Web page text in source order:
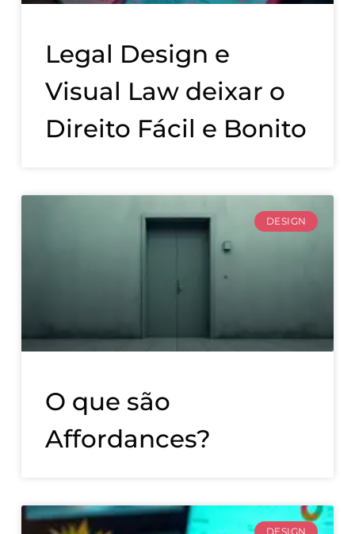
Legal Design e
Visual Law deixar o
Direito Fácil e Bonito
DESIGN
O que são
Affordances?
DESIGN